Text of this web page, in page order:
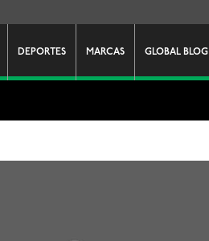
DEPORTES MARCAS GLOBAL BLOG